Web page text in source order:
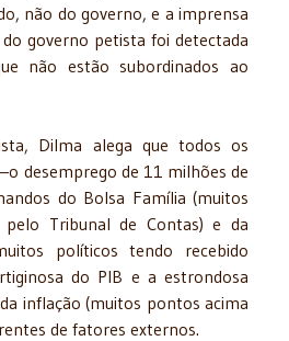
não do governo, e a imprensa
governo petista foi detectada
não estão subordinados ao
Dilma alega que todos os
desemprego de 11 milhões de
do Bolsa Família (muitos
pelo Tribunal de Contas) e da
políticos tendo recebido
do PIB e a estrondosa
inflação (muitos pontos acima
de fatores externos.